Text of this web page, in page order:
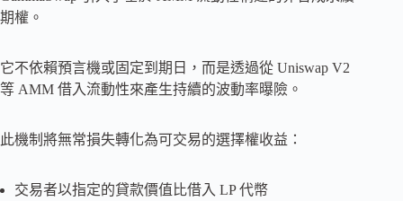
期權。
它不依賴預言機或固定到期日，而是透過從 Uniswap V2
等 AMM 借入流動性來產生持續的波動率曝險。
此機制將無常損失轉化為可交易的選擇權收益：
交易者以指定的貸款價值比借入 LP 代幣